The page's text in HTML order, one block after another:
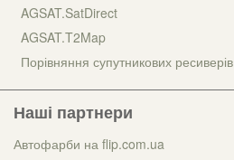
AGSAT.SatDirect
AGSAT.T2Map
Порівняння супутникових ресиверів
Наші партнери
Автофарби на flip.com.ua